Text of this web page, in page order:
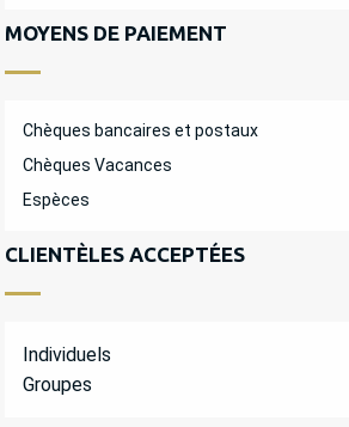
MOYENS DE PAIEMENT
Chèques bancaires et postaux
Chèques Vacances
Espèces
CLIENTÈLES ACCEPTÉES
Individuels
Groupes